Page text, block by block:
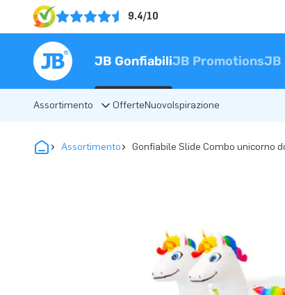
9.4/10
JB GonfiabiliJB PromotionsJB
Assortimento OfferteNuovoIspirazione
Assortimento Gonfiabile Slide Combo unicorno